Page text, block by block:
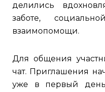
делились
заботе,
взаимопомощи.
Для общения
чат. Приглашения
уже в первый